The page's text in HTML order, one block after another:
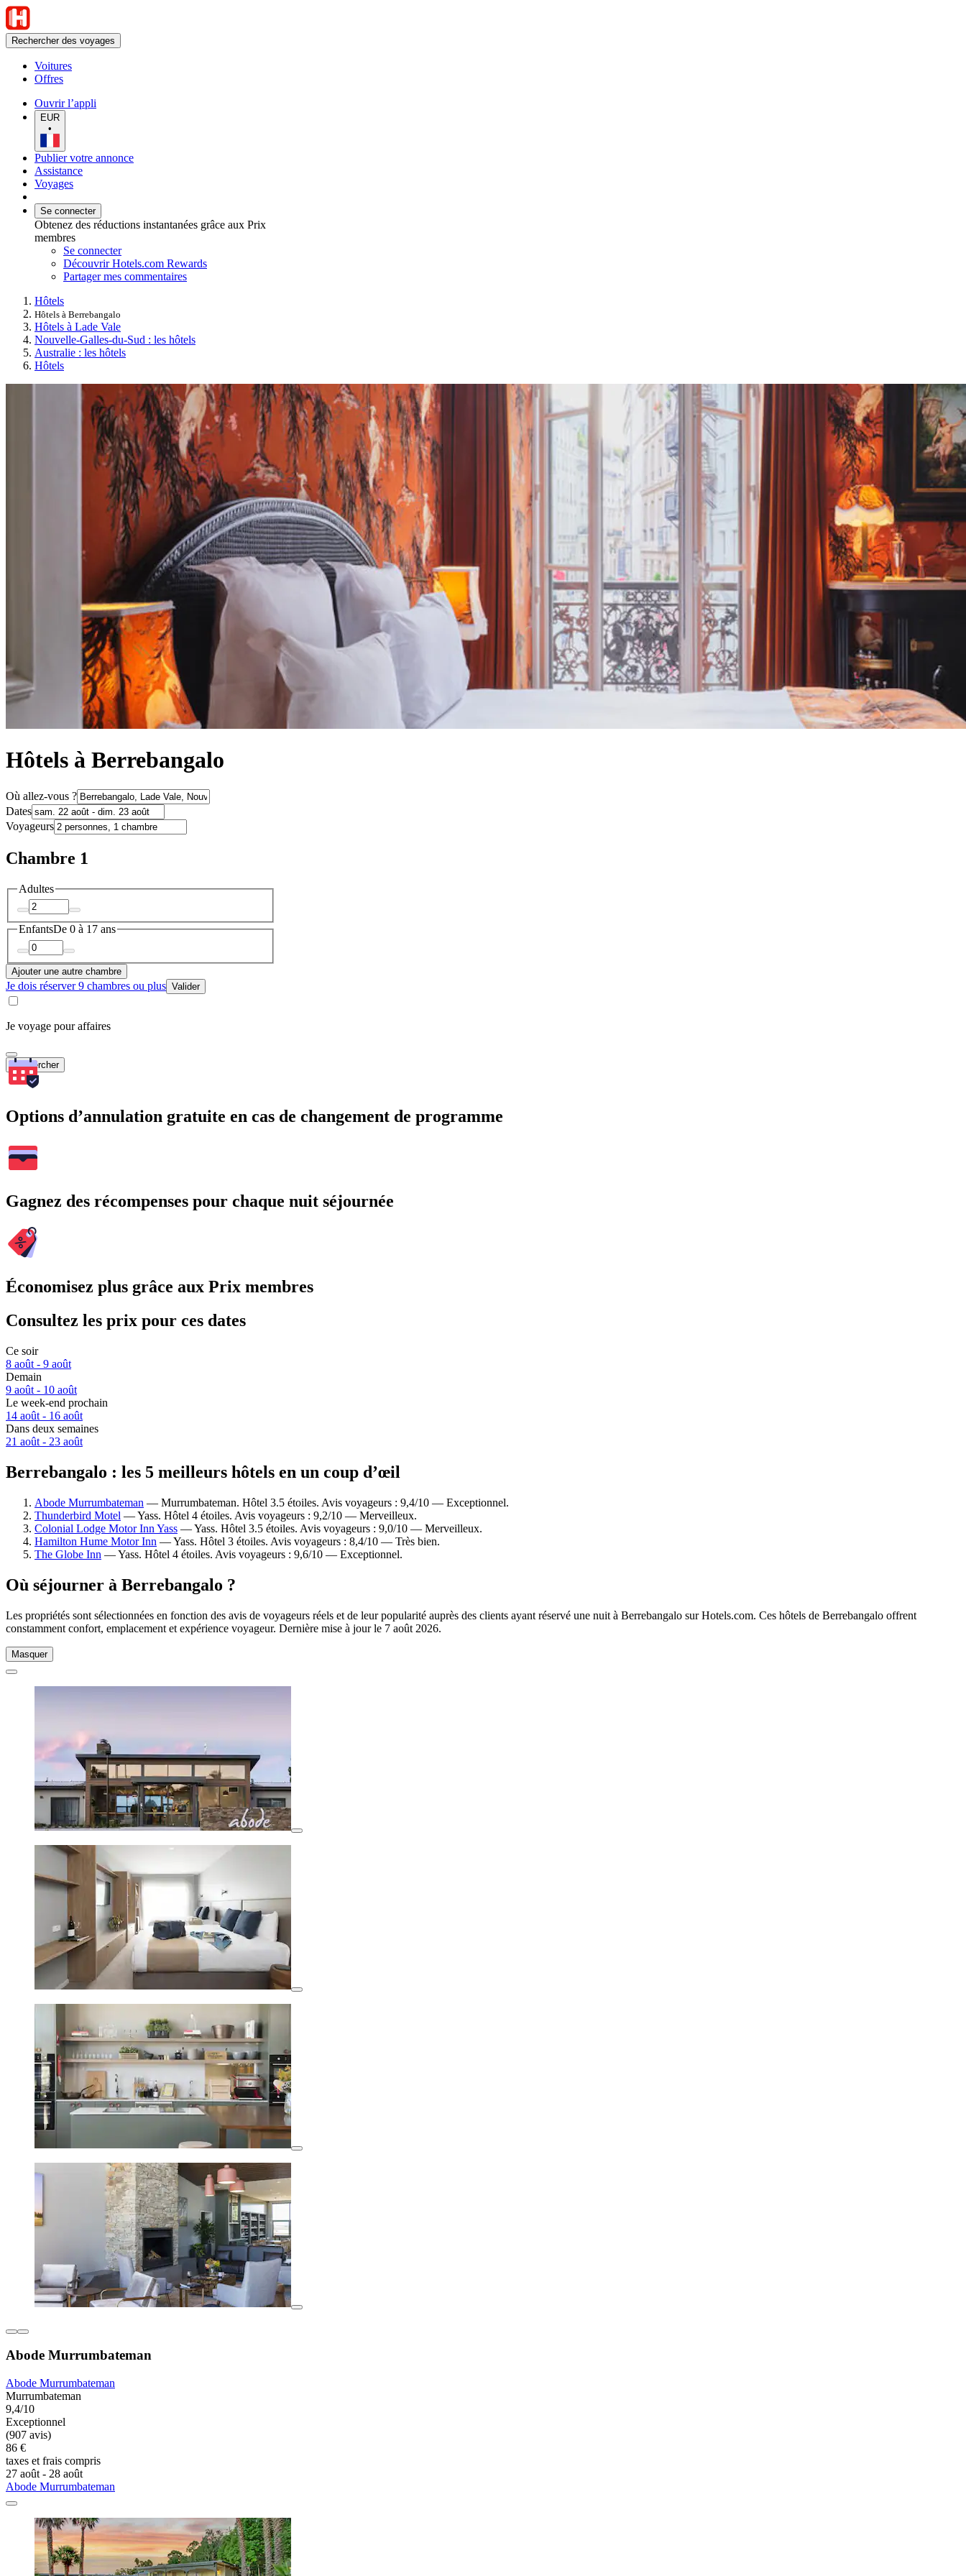
Rechercher des voyages
Voitures
Offres
Ouvrir l’appli
EUR
•
Publier votre annonce
Assistance
Voyages
Se connecter
Obtenez des réductions instantanées grâce aux Prix
membres
Se connecter
Découvrir Hotels.com Rewards
Partager mes commentaires
Hôtels
Hôtels à Berrebangalo
Hôtels à Lade Vale
Nouvelle-Galles-du-Sud : les hôtels
Australie : les hôtels
Hôtels
Hôtels à Berrebangalo
Où allez-vous ?
Dates
Voyageurs
Chambre 1
Adultes
EnfantsDe 0 à 17 ans
Ajouter une autre chambre
Je dois réserver 9 chambres ou plus Valider
Je voyage pour affaires
Rechercher
Options d’annulation gratuite en cas de changement de programme
Gagnez des récompenses pour chaque nuit séjournée
Économisez plus grâce aux Prix membres
Consultez les prix pour ces dates
Ce soir
8 août - 9 août
Demain
9 août - 10 août
Le week-end prochain
14 août - 16 août
Dans deux semaines
21 août - 23 août
Berrebangalo : les 5 meilleurs hôtels en un coup d’œil
Abode Murrumbateman — Murrumbateman. Hôtel 3.5 étoiles. Avis voyageurs : 9,4/10 — Exceptionnel.
Thunderbird Motel — Yass. Hôtel 4 étoiles. Avis voyageurs : 9,2/10 — Merveilleux.
Colonial Lodge Motor Inn Yass — Yass. Hôtel 3.5 étoiles. Avis voyageurs : 9,0/10 — Merveilleux.
Hamilton Hume Motor Inn — Yass. Hôtel 3 étoiles. Avis voyageurs : 8,4/10 — Très bien.
The Globe Inn — Yass. Hôtel 4 étoiles. Avis voyageurs : 9,6/10 — Exceptionnel.
Où séjourner à Berrebangalo ?
Les propriétés sont sélectionnées en fonction des avis de voyageurs réels et de leur popularité auprès des clients ayant réservé une nuit à Berrebangalo sur Hotels.com. Ces hôtels de Berrebangalo offrent
constamment confort, emplacement et expérience voyageur. Dernière mise à jour le 7 août 2026.
Masquer
Abode Murrumbateman
Abode Murrumbateman
Murrumbateman
9,4/10
Exceptionnel
(907 avis)
86 €
taxes et frais compris
27 août - 28 août
Abode Murrumbateman